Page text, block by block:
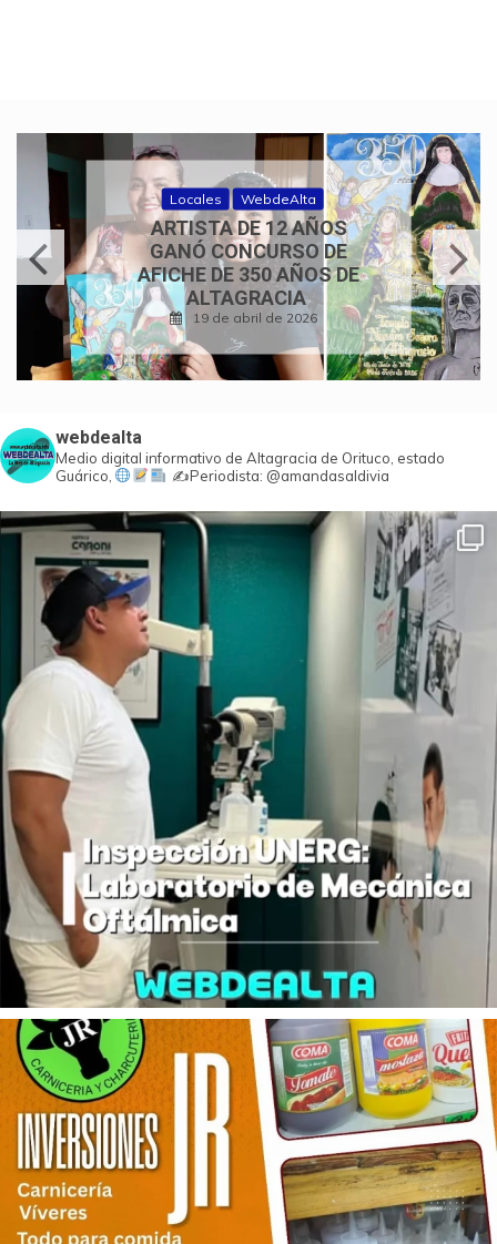
Locales WebdeAlta
ARTISTA DE 12 AÑOS
GANÓ CONCURSO DE
AFICHE DE 350 AÑOS DE
ALTAGRACIA
19 de abril de 2026
webdealta
Medio digital informativo de Altagracia de Orituco, estado
Guárico,
✍️Periodista: @amandasaldivia